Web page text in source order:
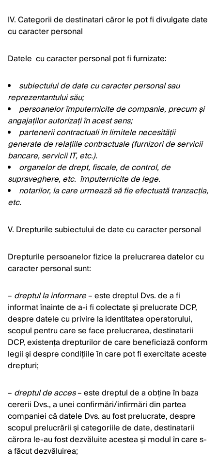
IV. Categorii de destinatari căror le pot fi divulgate date
cu caracter personal
Datele cu caracter personal pot fi furnizate:
subiectului de date cu caracter personal sau
reprezentantului său;
persoanelor împuternicite decompanie, precum și
angajaților autorizați în acest sens;
partenerii contractuali în limitele necesității
generate de relațiile contractuale (furnizori de servicii
bancare, servicii IT, etc.).
organelor de drept, fiscale, de control, de
supraveghere, etc. împuternicite de lege.
notarilor, la care urmează să fie efectuată tranzacția,
etc.
V. Drepturile subiectului de date cu caracter personal
Drepturile persoanelor fizice la prelucrarea datelor cu
caracter personal sunt:
– dreptul la informare– este dreptul Dvs. de a fi
informat înainte de a-i fi colectate și prelucrate DCP,
despre datele cu privire la identitatea operatorului,
scopul pentru care se face prelucrarea, destinatarii
DCP, existența drepturilor de care beneficiază conform
legii și despre condițiile în care pot fi exercitate aceste
drepturi;
– dreptul de acces– este dreptul de a obține în baza
cererii Dvs., a unei confirmări/infirmări din partea
companiei că datele Dvs. au fost prelucrate, despre
scopul prelucrării și categoriile de date, destinatarii
cărora le-au fost dezvăluite acestea și modul în care s-
a făcut dezvăluirea;